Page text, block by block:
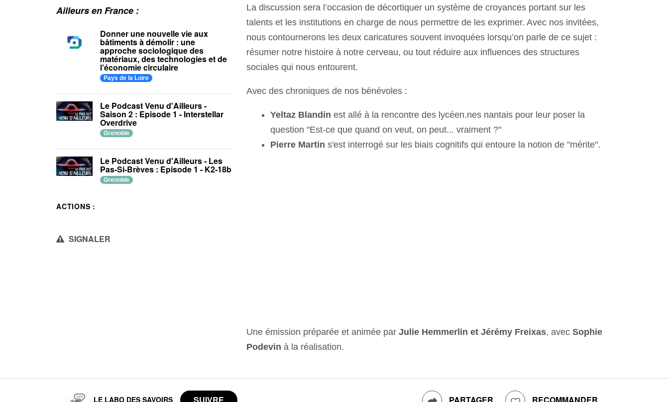
La discussion sera l’occasion de décortiquer un système de croyances portant sur les
talents et les institutions en charge de nous permettre de les exprimer. Avec nos invitées,
nous contournerons les deux caricatures souvent invoquées lorsqu’on parle de ce sujet :
résumer notre histoire à notre cerveau, ou tout réduire aux influences des structures
sociales qui nous entourent.
Avec des chroniques de nos bénévoles :
Yeltaz Blandin est allé à la rencontre des lycéen.nes nantais pour leur poser la
question "Est-ce que quand on veut, on peut... vraiment ?"
Pierre Martin s'est interrogé sur les biais cognitifs qui entoure la notion de "mérite".
Une émission préparée et animée parJulie Hemmerlin et Jérémy Freixas, avecSophie
Podevin à la réalisation.
Ailleurs en France :
Donner une nouvelle vie aux
bâtiments à démolir : une
approche sociologique des
matériaux, des technologies et de
l’économie circulaire
Pays de la Loire
Le Podcast Venu d'Ailleurs -
Saison 2 : Episode 1 - Interstellar
Overdrive
Grenoble
Le Podcast Venu d'Ailleurs - Les
Pas-Si-Brèves : Episode 1 - K2-18b
Grenoble
ACTIONS :
SIGNALER
PARTAGER RECOMMANDER
LE LABO DES SAVOIRS